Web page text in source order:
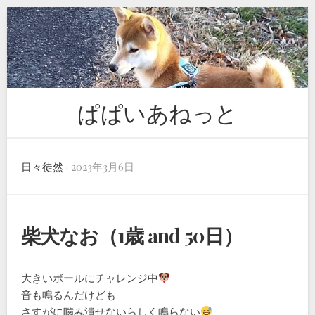
Skip
to
content
ぱぱいあねっと
日々徒然 · 2023年3月6日
柴犬なお（1歳 and 50日）
大きいボールにチャレンジ中
音も鳴るんだけども
さすがに噛み潰せないらしく鳴らない